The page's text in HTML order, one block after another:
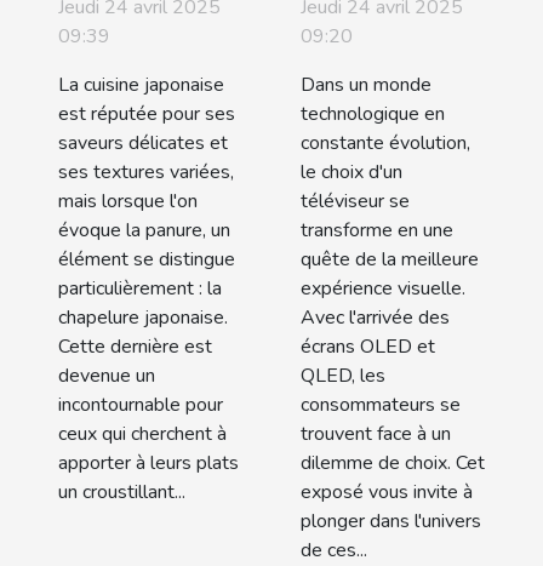
chapelure
japonaise
pour une
cuisine
croustillante
Jeudi 24 avril 2025
09:39
La cuisine japonaise
est réputée pour ses
saveurs délicates et
ses textures variées,
mais lorsque l'on
évoque la panure, un
élément se distingue
particulièrement : la
chapelure japonaise.
Cette dernière est
devenue un
incontournable pour
ceux qui cherchent à
apporter à leurs plats
un croustillant...
QLED
quelles
technologies
pour les
téléviseurs
de demain
Jeudi 24 avril 2025
09:20
Dans un monde
technologique en
constante évolution,
le choix d'un
téléviseur se
transforme en une
quête de la meilleure
expérience visuelle.
Avec l'arrivée des
écrans OLED et
QLED, les
consommateurs se
trouvent face à un
dilemme de choix. Cet
exposé vous invite à
plonger dans l'univers
de ces...